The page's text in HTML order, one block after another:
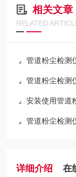
相关文章
RELATED
管道粉尘检测仪
管道粉尘检测仪采
安装使用管道
管道粉尘检测仪
详细介绍 在